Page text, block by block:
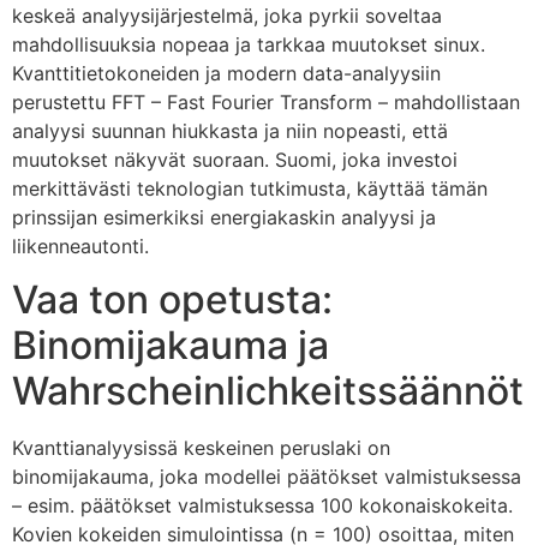
keskeä analyysijärjestelmä, joka pyrkii soveltaa
mahdollisuuksia nopeaa ja tarkkaa muutokset sinux.
Kvanttitietokoneiden ja modern data-analyysiin
perustettu FFT – Fast Fourier Transform – mahdollistaan
analyysi suunnan hiukkasta ja niin nopeasti, että
muutokset näkyvät suoraan. Suomi, joka investoi
merkittävästi teknologian tutkimusta, käyttää tämän
prinssijan esimerkiksi energiakaskin analyysi ja
liikenneautonti.
Vaa ton opetusta:
Binomijakauma ja
Wahrscheinlichkeitssäännöt
Kvanttianalyysissä keskeinen peruslaki on
binomijakauma, joka modellei päätökset valmistuksessa
– esim. päätökset valmistuksessa 100 kokonaiskokeita.
Kovien kokeiden simulointissa (n = 100) osoittaa, miten